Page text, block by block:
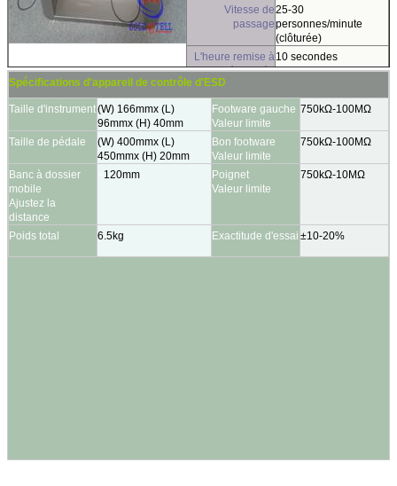
Vitesse de
passage
25-30
personnes/minute
(clôturée)
L'heure remise à
zéro après
décomposent
10 secondes
La vie courante
normale
3 millions
Environnement
de travail
(avec une tente plus
d'intérieur/extérieur
Moteur
Spécifications d'appareil de contrôle d'ESD
Taille d'instrument(W) 166mmx (L)
96mmx (H) 40mm
Footware gauche
Valeur limite
750kΩ-100MΩ
Taille de pédale
(W) 400mmx (L)
450mmx (H) 20mm
Bon footware
Valeur limite
750kΩ-100MΩ
Banc à dossier
mobile
Ajustez la
distance
120mm
Poignet
Valeur limite
750kΩ-10MΩ
Poids total 6.5kg Exactitude d'essai ±10-20%